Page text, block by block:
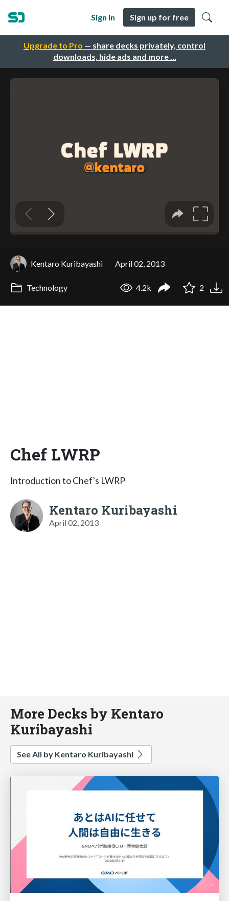
Upgrade to Pro — share decks privately, control
downloads, hide ads and more …
Sign in Sign up for free
Kentaro Kuribayashi April 02, 2013
Technology 4.2k 2
Chef LWRP
Introduction to Chef's LWRP
Kentaro Kuribayashi
April 02, 2013
More Decks by Kentaro
Kuribayashi
See All by Kentaro Kuribayashi